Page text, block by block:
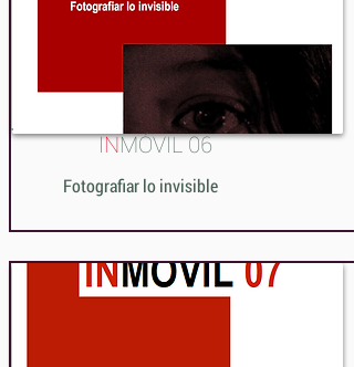
INMÓVIL 06
Fotografiar lo invisible